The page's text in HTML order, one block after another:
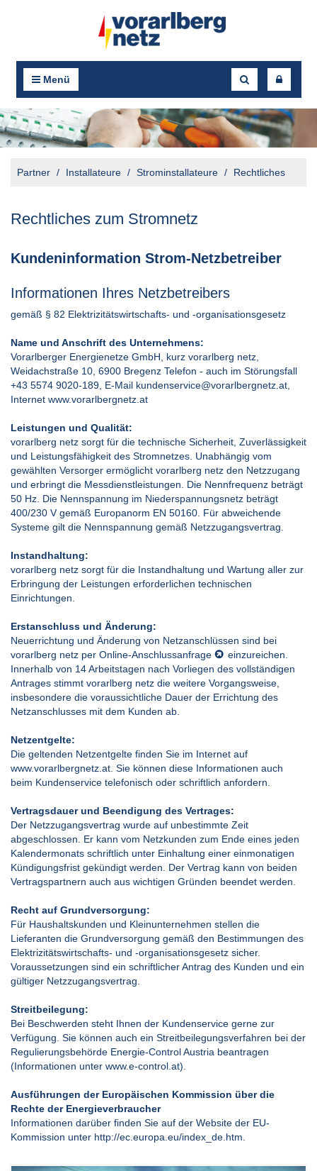
Menü
Partner Installateure Strominstallateure Rechtliches
Rechtliches zum Stromnetz
Kundeninformation Strom-Netzbetreiber
Informationen Ihres Netzbetreibers
gemäß § 82 Elektrizitätswirtschafts- und -organisationsgesetz
Name und Anschrift des Unternehmens:
Vorarlberger Energienetze GmbH, kurz vorarlberg netz,
Weidachstraße 10, 6900 Bregenz Telefon - auch im Störungsfall
+43 5574 9020-189, E-Mail kundenservice@vorarlbergnetz.at,
Internet www.vorarlbergnetz.at
Leistungen und Qualität:
vorarlberg netz sorgt für die technische Sicherheit, Zuverlässigkeit
und Leistungsfähigkeit des Stromnetzes. Unabhängig vom
gewählten Versorger ermöglicht vorarlberg netz den Netzzugang
und erbringt die Messdienstleistungen. Die Nennfrequenz beträgt
50 Hz. Die Nennspannung im Niederspannungsnetz beträgt
400/230 V gemäß Europanorm EN 50160. Für abweichende
Systeme gilt die Nennspannung gemäß Netzzugangsvertrag.
Instandhaltung:
vorarlberg netz sorgt für die Instandhaltung und Wartung aller zur
Erbringung der Leistungen erforderlichen technischen
Einrichtungen.
Erstanschluss und Änderung:
Neuerrichtung und Änderung von Netzanschlüssen sind bei
vorarlberg netz per Online-Anschlussanfrage
einzureichen.
Innerhalb von 14 Arbeitstagen nach Vorliegen des vollständigen
Antrages stimmt vorarlberg netz die weitere Vorgangsweise,
insbesondere die voraussichtliche Dauer der Errichtung des
Netzanschlusses mit dem Kunden ab.
Netzentgelte:
Die geltenden Netzentgelte finden Sie im Internet auf
www.vorarlbergnetz.at. Sie können diese Informationen auch
beim Kundenservice telefonisch oder schriftlich anfordern.
Vertragsdauer und Beendigung des Vertrages:
Der Netzzugangsvertrag wurde auf unbestimmte Zeit
abgeschlossen. Er kann vom Netzkunden zum Ende eines jeden
Kalendermonats schriftlich unter Einhaltung einer einmonatigen
Kündigungsfrist gekündigt werden. Der Vertrag kann von beiden
Vertragspartnern auch aus wichtigen Gründen beendet werden.
Recht auf Grundversorgung:
Für Haushaltskunden und Kleinunternehmen stellen die
Lieferanten die Grundversorgung gemäß den Bestimmungen des
Elektrizitätswirtschafts- und -organisationsgesetz sicher.
Voraussetzungen sind ein schriftlicher Antrag des Kunden und ein
gültiger Netzzugangsvertrag.
Streitbeilegung:
Bei Beschwerden steht Ihnen der Kundenservice gerne zur
Verfügung. Sie können auch ein Streitbeilegungsverfahren bei der
Regulierungsbehörde Energie-Control Austria beantragen
(Informationen unter www.e-control.at).
Ausführungen der Europäischen Kommission über die
Rechte der Energieverbraucher
Informationen darüber finden Sie auf der Website der EU-
Kommission unter http://ec.europa.eu/index_de.htm.